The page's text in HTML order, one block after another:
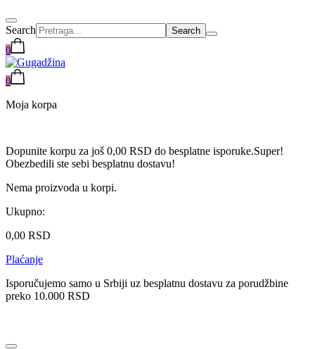
Search
0
0
Moja korpa
Dopunite korpu za još 0,00 RSD do besplatne isporuke.Super!
Obezbedili ste sebi besplatnu dostavu!
Nema proizvoda u korpi.
Ukupno:
0,00 RSD
Plaćanje
Isporučujemo samo u Srbiji uz besplatnu dostavu za porudžbine
preko 10.000 RSD